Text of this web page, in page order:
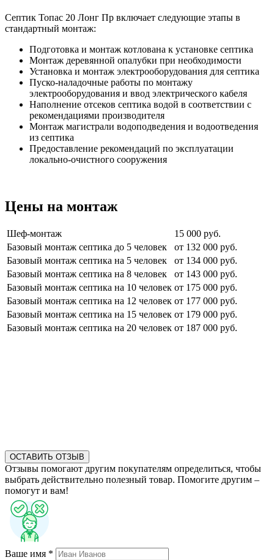
Септик Топас 20 Лонг Пр включает следующие этапы в
стандартный монтаж:
Подготовка и монтаж котлована к установке септика
Монтаж деревянной опалубки при необходимости
Установка и монтаж электрооборудования для септика
Пуско-наладочные работы по монтажу
электрооборудования и ввод электрического кабеля
Наполнение отсеков септика водой в соответствии с
рекомендациями производителя
Монтаж магистрали водоподведения и водоотведения
из септика
Предоставление рекомендаций по эксплуатации
локально-очистного сооружения
Цены на монтаж
Шеф-монтаж
15 000 руб.
Базовый монтаж септика до 5 человек
от 132 000 руб.
Базовый монтаж септика на 5 человек
от 134 000 руб.
Базовый монтаж септика на 8 человек
от 143 000 руб.
Базовый монтаж септика на 10 человек от 175 000 руб.
Базовый монтаж септика на 12 человек от 177 000 руб.
Базовый монтаж септика на 15 человек от 179 000 руб.
Базовый монтаж септика на 20 человек от 187 000 руб.
ОСТАВИТЬ ОТЗЫВ
Отзывы помогают другим покупателям определиться, чтобы
выбрать действительно полезный товар. Помогите другим –
помогут и вам!
Ваше имя *